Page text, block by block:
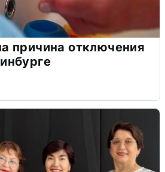
причина отключения